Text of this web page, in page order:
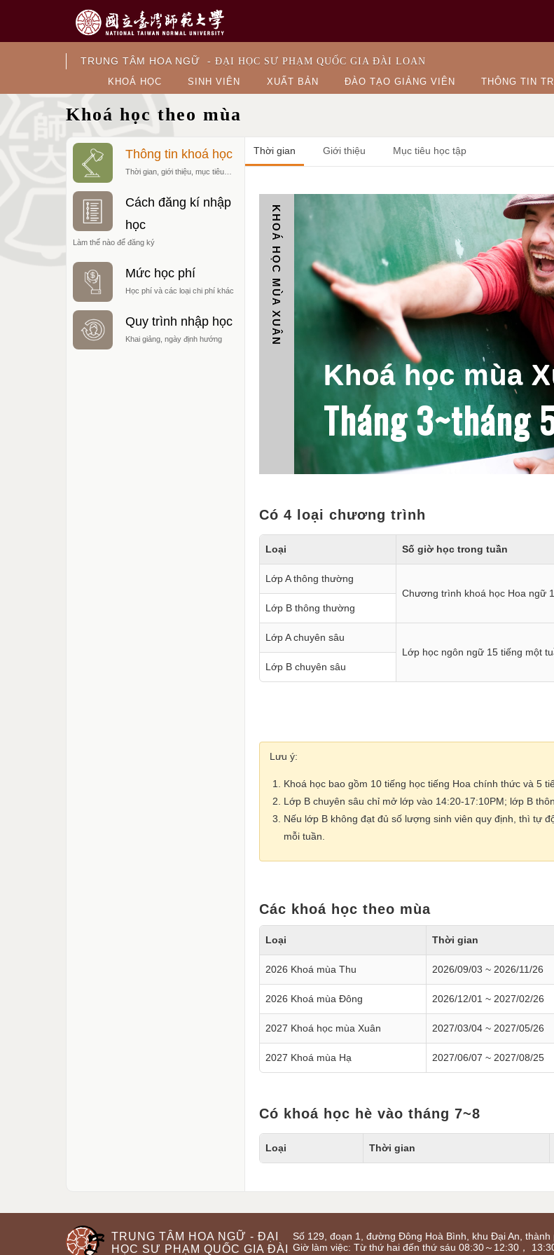
TRUNG TÂM HOA NGỮ - ĐẠI HỌC SƯ PHẠM QUỐC GIA ĐÀI LOAN
KHOÁ HỌC SINH VIÊN XUẤT BẢN ĐÀO TẠO GIẢNG VIÊN THÔNG TIN
Khoá học theo mùa
Thông tin khoá học
Thời gian, giới thiệu, mục tiêu…
Cách đăng kí nhập
học
Làm thế nào để đăng ký
Mức học phí
Học phí và các loại chi phí khác
Quy trình nhập học
Khai giảng, ngày định hướng
Thời gian Giới thiệu Mục tiêu học tập
KHOÁ HỌC MÙA XUÂN
Khoá học mùa
Tháng 3~tháng
Có 4 loại chương trình
Loại Số giờ học trong tuần
Lớp A thông thường
Chương trình khoá học Hoa ngữ
Lớp B thông thường
Lớp A chuyên sâu
Lớp học ngôn ngữ 15 tiếng một
Lớp B chuyên sâu
Lưu ý:
Khoá học bao gồm 10 tiếng học tiếng Hoa chính thức và 5
Lớp B chuyên sâu chỉ mở lớp vào 14:20-17:10PM; lớp B
Nếu lớp B không đạt đủ số lượng sinh viên quy định, thì tự
mỗi tuần.
Các khoá học theo mùa
Loại Thời gian
2026 Khoá mùa Thu 2026/09/03 ~ 2026/11/26
2026 Khoá mùa Đông 2026/12/01 ~ 2027/02/26
2027 Khoá học mùa Xuân 2027/03/04 ~ 2027/05/26
2027 Khoá mùa Hạ 2027/06/07 ~ 2027/08/25
Có khoá học hè vào tháng 7~8
Loại Thời gian
TRUNG TÂM HOA NGỮ - ĐẠI
HỌC SƯ PHẠM QUỐC GIA ĐÀI
Số 129, đoạn 1, đường Đông Hoà Bình, khu Đại An, thành
Giờ làm việc: Từ thứ hai đến thứ sáu 08:30～12:30，